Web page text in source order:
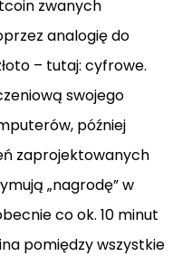
zwanych
analogię do
– tutaj: cyfrowe.
swojego
później
zaprojektowanych
„nagrodę” w
co ok. 10 minut
pomiędzy wszystkie